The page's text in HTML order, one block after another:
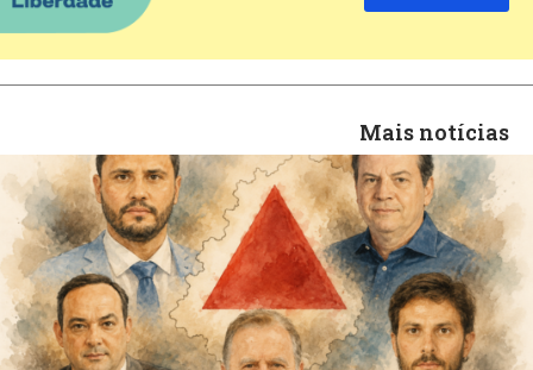
Mais notícias